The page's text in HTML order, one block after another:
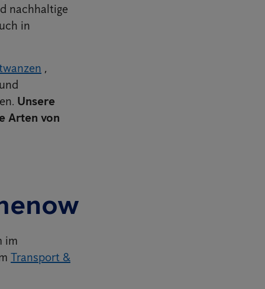
nachhaltige
in
,
Unsere
Arten von
im
Transport &